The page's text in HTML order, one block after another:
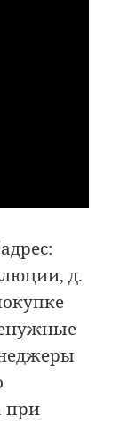
д.
при